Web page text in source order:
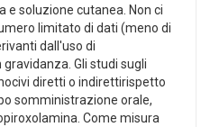
e soluzione cutanea. Non ci
limitato di dati (meno di
dall'uso di
Gli studi sugli
diretti o indirettirispetto
somministrazione orale,
Come misura